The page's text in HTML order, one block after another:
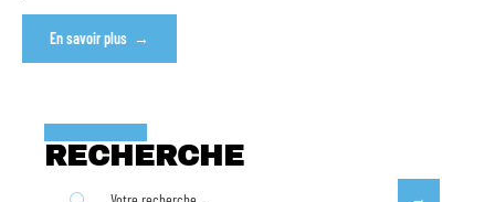
En savoir plus
RECHERCHE